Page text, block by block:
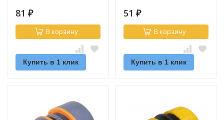
81 ₽
В корзину
Купить в 1 клик
51 ₽
В корзину
Купить в 1 клик